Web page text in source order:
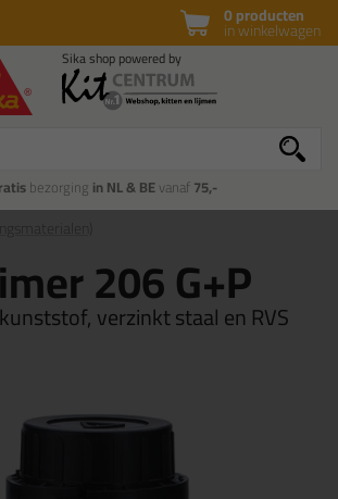
0 producten
in winkelwagen
bezorging in NL & BEvanaf75,-
206 G+P
verzinkt staal en RVS